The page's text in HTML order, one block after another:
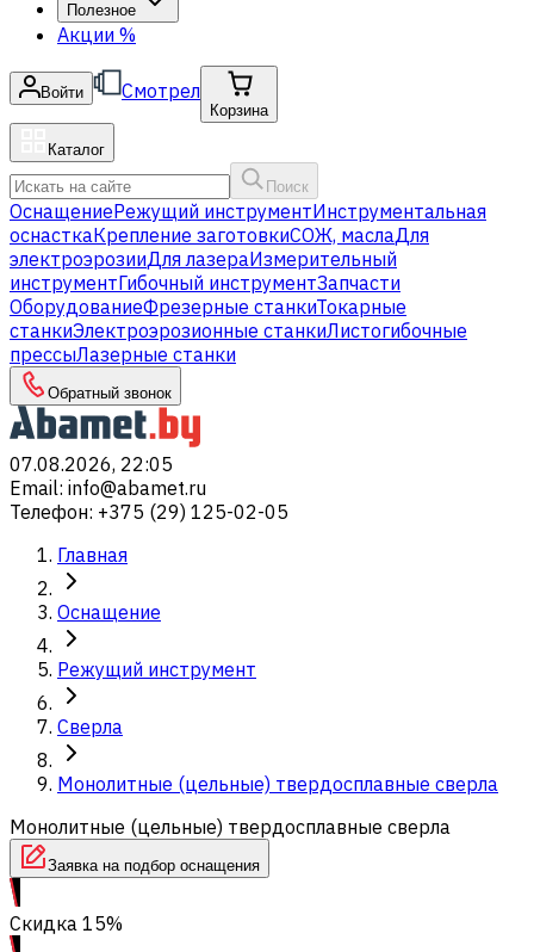
Полезное
Акции %
Войти Смотрел
Корзина
Каталог
Поиск
ОснащениеРежущий инструментИнструментальная
оснасткаКрепление заготовкиСОЖ, маслаДля
электроэрозииДля лазераИзмерительный
инструментГибочный инструментЗапчасти
ОборудованиеФрезерные станкиТокарные
станкиЭлектроэрозионные станкиЛистогибочные
прессыЛазерные станки
Обратный звонок
07.08.2026, 22:05
Email: info@abamet.ru
Телефон: +375 (29) 125-02-05
Главная
Оснащение
Режущий инструмент
Сверла
Монолитные (цельные) твердосплавные сверла
Монолитные (цельные) твердосплавные сверла
Заявка на подбор оснащения
Скидка 15%